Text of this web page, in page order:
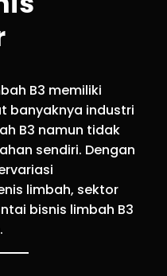
B3 memiliki
banyaknya industri
B3 namun tidak
sendiri. Dengan
limbah, sektor
bisnis limbah B3